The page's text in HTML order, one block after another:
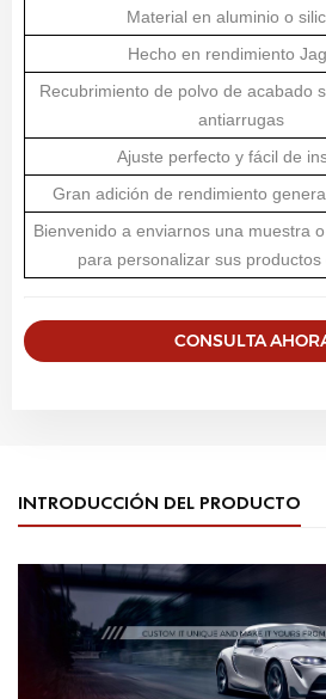
Material en aluminio o
Hecho en rendimiento
Recubrimiento de polvo de acabado
antiarrugas
Ajuste perfecto y fácil de
Gran adición de rendimiento
Bienvenido a enviarnos una muestra
para personalizar sus productos
CONSULTA
INTRODUCCIÓN DEL PRODUCTO